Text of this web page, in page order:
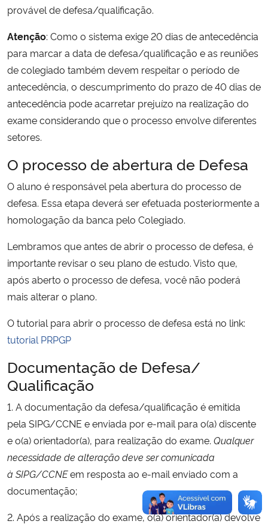
Advocacia-Geral da União
Banco Central do Brasil
Planalto
provável de defesa/qualificação.
Atenção: Como o sistema exige 20 dias de antecedência
para marcar a data de defesa/qualificação e as reuniões
de colegiado também devem respeitar o período de
antecedência, o descumprimento do prazo de 40 dias de
antecedência pode acarretar prejuízo na realização do
exame considerando que o processo envolve diferentes
setores.
O processo de abertura de Defesa
O aluno é responsável pela abertura do processo de
defesa. Essa etapa deverá ser efetuada posteriormente a
homologação da banca pelo Colegiado.
Lembramos que antes de abrir o processo de defesa, é
importante revisar o seu plano de estudo. Visto que,
após aberto o processo de defesa, você não poderá
mais alterar o plano.
O tutorial para abrir o processo de defesa está no link:
tutorial PRPGP
Documentação de Defesa/
Qualificação
1. A documentação da defesa/qualificação é emitida
pela SIPG/CCNE e enviada por e-mail para o(a) discente
e o(a) orientador(a), para realização do exame. Qualquer
necessidade de alteração deve ser comunicada
à SIPG/CCNEem resposta ao e-mail enviado com a
documentação;
2. Após a realização do exame, o(a) orientador(a) devolve